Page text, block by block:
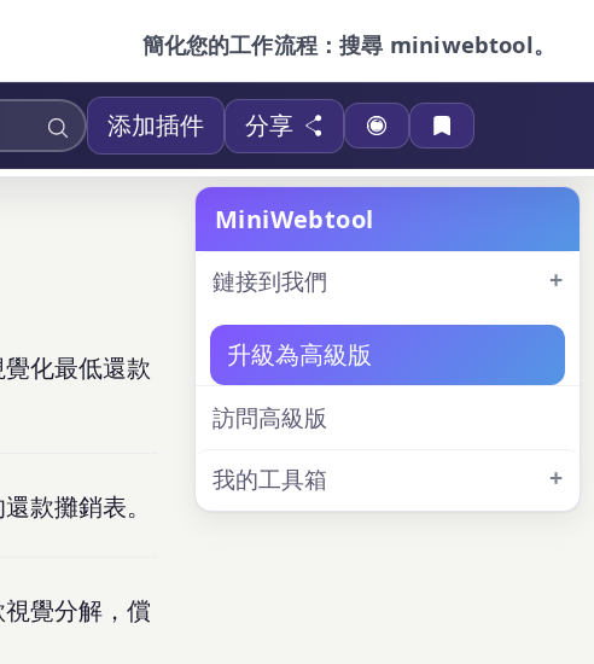
簡化您的工作流程：搜尋 miniwebtool。
添加插件 分享
化最低還款
款攤銷表。
覺分解，償
MiniWebtool
鏈接到我們
升級為高級版
訪問高級版
我的工具箱